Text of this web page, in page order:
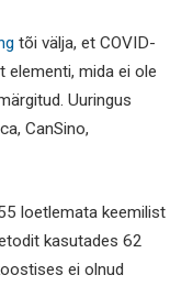
tõi välja, et COVID-
mida ei ole
Uuringus
CanSino,
loetlemata keemilist
kasutades 62
ei olnud